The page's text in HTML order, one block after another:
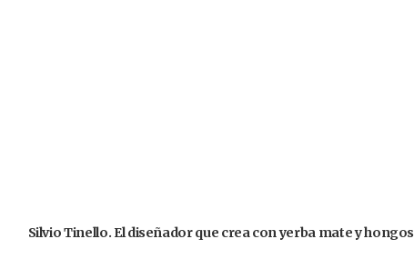
Silvio Tinello. El diseñador que crea con yerba mate y hongos